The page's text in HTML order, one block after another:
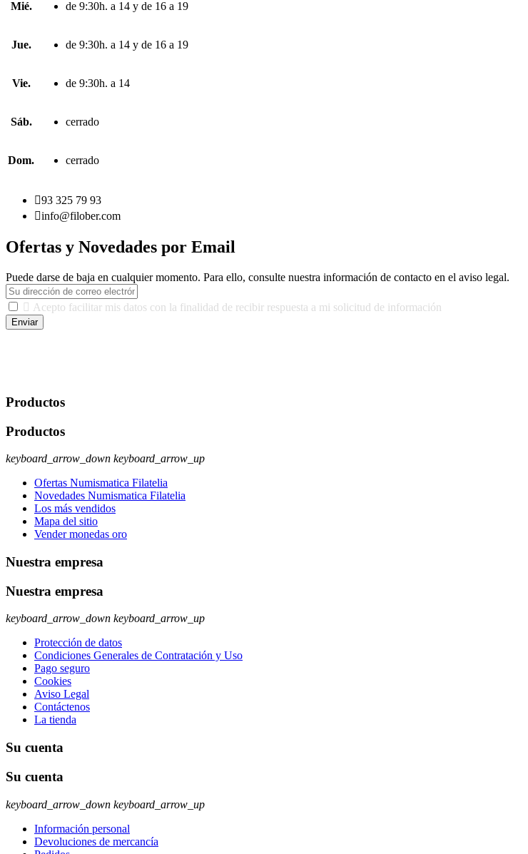
Mié. de 9:30h. a 14 y de 16 a 19
Jue. de 9:30h. a 14 y de 16 a 19
Vie. de 9:30h. a 14
Sáb. cerrado
Dom. cerrado
93 325 79 93
info@filober.com
Ofertas y Novedades por Email
Puede darse de baja en cualquier momento. Para ello, consulte nuestra información de contacto en el aviso legal.
 Acepto facilitar mis datos con la finalidad de recibir respuesta a mi solicitud de información
Enviar
Productos
Productos
keyboard_arrow_down keyboard_arrow_up
Ofertas Numismatica Filatelia
Novedades Numismatica Filatelia
Los más vendidos
Mapa del sitio
Vender monedas oro
Nuestra empresa
Nuestra empresa
keyboard_arrow_down keyboard_arrow_up
Protección de datos
Condiciones Generales de Contratación y Uso
Pago seguro
Cookies
Aviso Legal
Contáctenos
La tienda
Su cuenta
Su cuenta
keyboard_arrow_down keyboard_arrow_up
Información personal
Devoluciones de mercancía